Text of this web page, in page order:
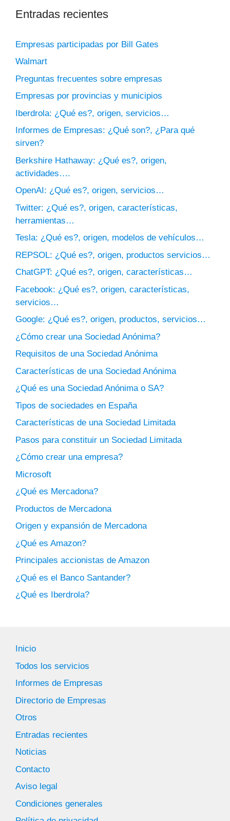
Entradas recientes
Empresas participadas por Bill Gates
Walmart
Preguntas frecuentes sobre empresas
Empresas por provincias y municipios
Iberdrola: ¿Qué es?, origen, servicios…
Informes de Empresas: ¿Qué son?, ¿Para qué
sirven?
Berkshire Hathaway: ¿Qué es?, origen,
actividades….
OpenAI: ¿Qué es?, origen, servicios…
Twitter: ¿Qué es?, origen, características,
herramientas…
Tesla: ¿Qué es?, origen, modelos de vehículos…
REPSOL: ¿Qué es?, origen, productos servicios…
ChatGPT: ¿Qué es?, origen, características…
Facebook: ¿Qué es?, origen, características,
servicios…
Google: ¿Qué es?, origen, productos, servicios…
¿Cómo crear una Sociedad Anónima?
Requisitos de una Sociedad Anónima
Características de una Sociedad Anónima
¿Qué es una Sociedad Anónima o SA?
Tipos de sociedades en España
Características de una Sociedad Limitada
Pasos para constituir un Sociedad Limitada
¿Cómo crear una empresa?
Microsoft
¿Qué es Mercadona?
Productos de Mercadona
Origen y expansión de Mercadona
¿Qué es Amazon?
Principales accionistas de Amazon
¿Qué es el Banco Santander?
¿Qué es Iberdrola?
Inicio
Todos los servicios
Informes de Empresas
Directorio de Empresas
Otros
Entradas recientes
Noticias
Contacto
Aviso legal
Condiciones generales